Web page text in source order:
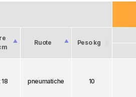
Ruote Peso kg
pneumatiche 10